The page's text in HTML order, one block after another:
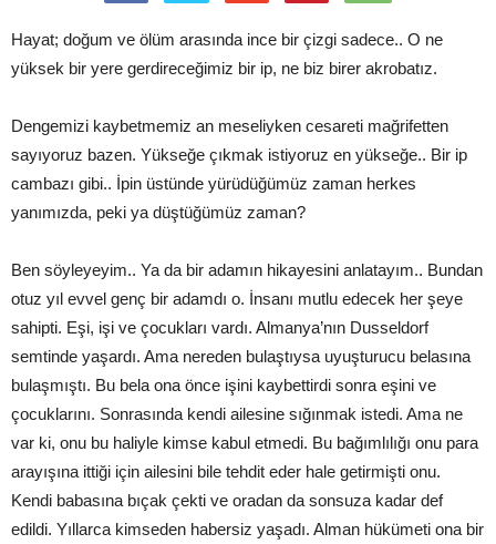
Hayat; doğum ve ölüm arasında ince bir çizgi sadece.. O ne
yüksek bir yere gerdireceğimiz bir ip, ne biz birer akrobatız.
Dengemizi kaybetmemiz an meseliyken cesareti mağrifetten
sayıyoruz bazen. Yükseğe çıkmak istiyoruz en yükseğe.. Bir ip
cambazı gibi.. İpin üstünde yürüdüğümüz zaman herkes
yanımızda, peki ya düştüğümüz zaman?
Ben söyleyeyim.. Ya da bir adamın hikayesini anlatayım.. Bundan
otuz yıl evvel genç bir adamdı o. İnsanı mutlu edecek her şeye
sahipti. Eşi, işi ve çocukları vardı. Almanya’nın Dusseldorf
semtinde yaşardı. Ama nereden bulaştıysa uyuşturucu belasına
bulaşmıştı. Bu bela ona önce işini kaybettirdi sonra eşini ve
çocuklarını. Sonrasında kendi ailesine sığınmak istedi. Ama ne
var ki, onu bu haliyle kimse kabul etmedi. Bu bağımlılığı onu para
arayışına ittiği için ailesini bile tehdit eder hale getirmişti onu.
Kendi babasına bıçak çekti ve oradan da sonsuza kadar def
edildi. Yıllarca kimseden habersiz yaşadı. Alman hükümeti ona bir